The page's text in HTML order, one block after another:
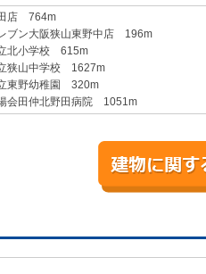
店 764m
ブン大阪狭山東野中店 196m
北小学校 615m
狭山中学校 1627m
東野幼稚園 320m
会田仲北野田病院 1051m